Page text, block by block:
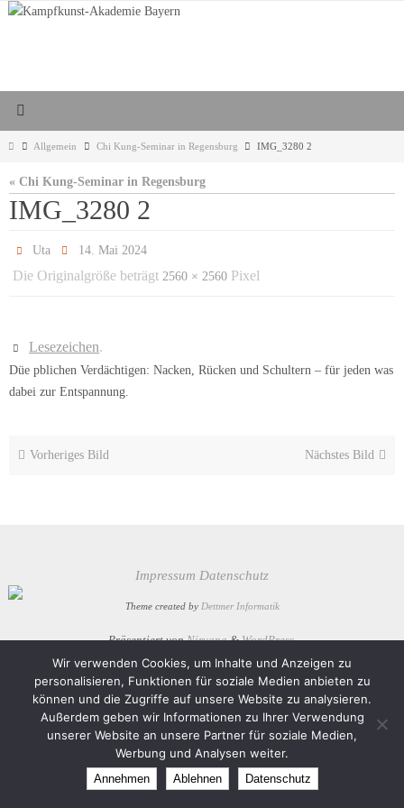
Zum
StartAllgemein Chi Kung-Seminar in Regensburg IMG_3280 2
« Chi Kung-Seminar in Regensburg
IMG_3280 2
Uta 14. Mai 2024
Die Originalgröße beträgt 2560 × 2560 Pixel
Lesezeichen.
Düe pblichen Verdächtigen: Nacken, Rücken und Schultern – für jeden was
dabei zur Entspannung.
Vorheriges Bild Nächstes Bild
Impressum Datenschutz
Theme created by Dettmer Informatik
Präsentiert vonNirvana&WordPress.
Wir verwenden Cookies, um Inhalte und Anzeigen zu
personalisieren, Funktionen für soziale Medien anbieten zu
können und die Zugriffe auf unsere Website zu analysieren.
Außerdem geben wir Informationen zu Ihrer Verwendung
unserer Website an unsere Partner für soziale Medien,
Werbung und Analysen weiter.
Annehmen Ablehnen Datenschutz